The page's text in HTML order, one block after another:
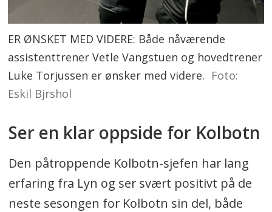
ER ØNSKET MED VIDERE: Både nåværende
assistenttrener Vetle Vangstuen og hovedtrener
Luke Torjussen er ønsker med videre. Foto:
Eskil Bjrshol
Ser en klar oppside for Kolbotn
Den påtroppende Kolbotn-sjefen har lang
erfaring fra Lyn og ser svært positivt på de
neste sesongen for Kolbotn sin del, både